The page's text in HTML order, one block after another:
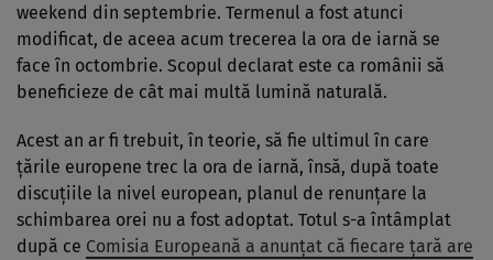
weekend din septembrie. Termenul a fost atunci
modificat, de aceea acum trecerea la ora de iarnă se
face în octombrie. Scopul declarat este ca românii să
beneficieze de cât mai multă lumină naturală.
Acest an ar fi trebuit, în teorie, să fie ultimul în care
ţările europene trec la ora de iarnă, însă, după toate
discuţiile la nivel european, planul de renunţare la
schimbarea orei nu a fost adoptat. Totul s-a întâmplat
după ce Comisia Europeană a anunţat că fiecare ţară are